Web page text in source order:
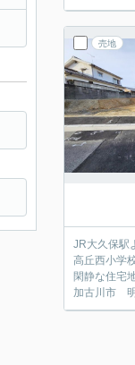
売地
JR大久保駅
高丘西小学
閑静な住宅
加古川市